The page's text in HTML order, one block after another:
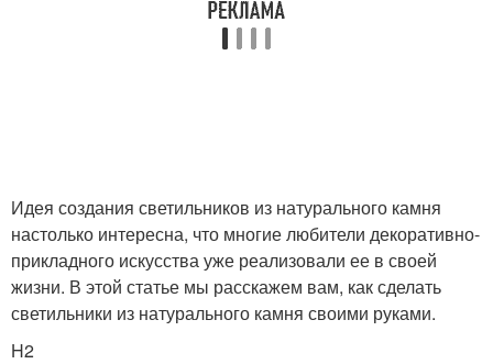
Идея создания светильников из натурального камня
настолько интересна, что многие любители декоративно-
прикладного искусства уже реализовали ее в своей
жизни. В этой статье мы расскажем вам, как сделать
светильники из натурального камня своими руками.
H2